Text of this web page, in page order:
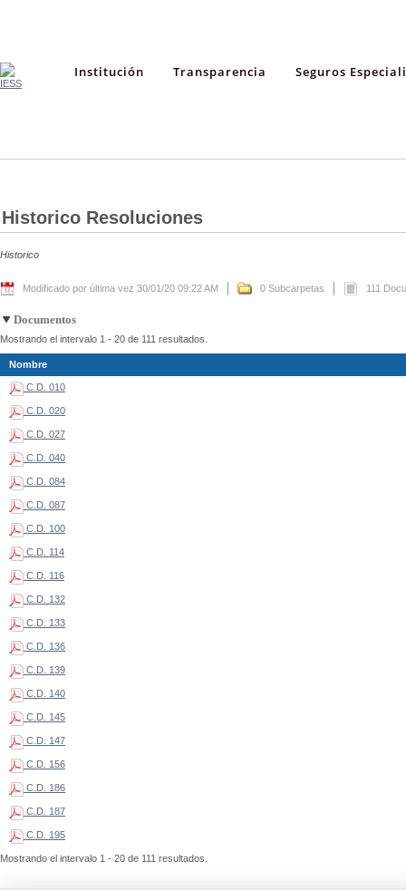
Institución Transparencia Seguros
Historico Resoluciones
Historico
Modificado por última vez 30/01/20 09:22 AM 0 Subcarpetas 111
Documentos
Mostrando el intervalo 1 - 20 de 111 resultados.
Nombre
C.D. 010
C.D. 020
C.D. 027
C.D. 040
C.D. 084
C.D. 087
C.D. 100
C.D. 114
C.D. 116
C.D. 132
C.D. 133
C.D. 136
C.D. 139
C.D. 140
C.D. 145
C.D. 147
C.D. 156
C.D. 186
C.D. 187
C.D. 195
Mostrando el intervalo 1 - 20 de 111 resultados.